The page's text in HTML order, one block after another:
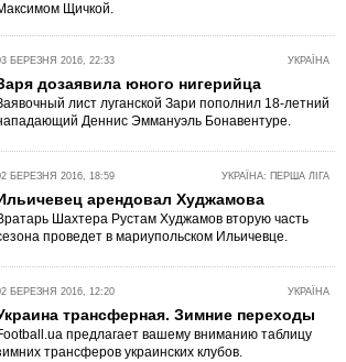
Щичкой.
УКРАЇНА
БЕРЕЗНЯ 2016, 22:33
дозаявила юного нигерийца
лист луганской Зари пополнил 18-летний
Деннис Эммануэль Бонавентуре.
УКРАЇНА: ПЕРША ЛІГА
БЕРЕЗНЯ 2016, 18:59
арендовал Худжамова
Шахтера Рустам Худжамов вторую часть
проведет в мариупольском Ильичевце.
УКРАЇНА
БЕРЕЗНЯ 2016, 12:20
трансферная. Зимние переходы
предлагает вашему вниманию таблицу
трансферов украинских клубов.